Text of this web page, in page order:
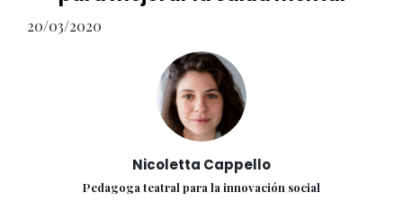
20/03/2020
Nicoletta Cappello
Pedagoga teatral para la innovación social